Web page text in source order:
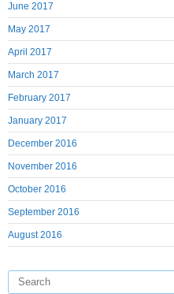
June 2017
May 2017
April 2017
March 2017
February 2017
January 2017
December 2016
November 2016
October 2016
September 2016
August 2016